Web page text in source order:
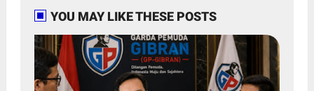
YOU MAY LIKE THESE POSTS